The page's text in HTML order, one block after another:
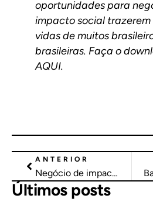
oportunidades para
impacto social trazerem
vidas de muitos
brasileiras. Faça o
AQUI.
ANTERIOR
Negócio de impacto apoia a profissionalização de pequenos empreendedores
Últimos posts